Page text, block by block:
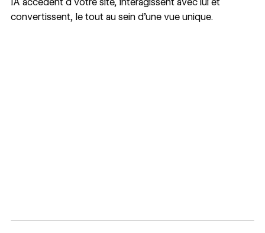
convertissent, le tout au sein d’une vue unique.